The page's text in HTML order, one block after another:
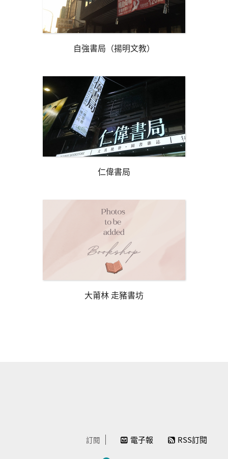
自強書局（揚明文教）
仁偉書局
大莆林 走豬書坊
訂閱 電子報 RSS訂閱